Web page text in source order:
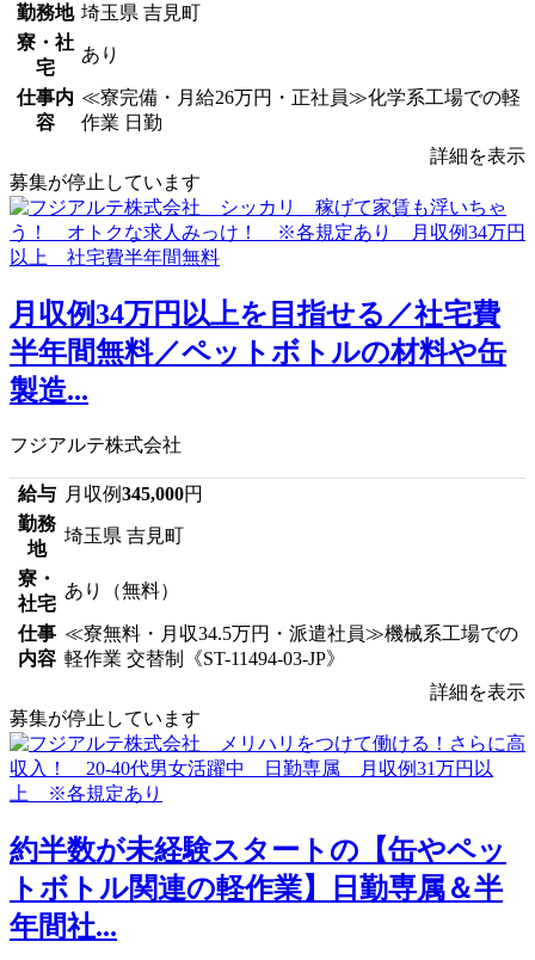
勤務地 埼玉県 吉見町
寮・社
宅
あり
仕事内
容
≪寮完備・月給26万円・正社員≫化学系工場での軽
作業 日勤
詳細を表示
募集が停止しています
月収例34万円以上を目指せる／社宅費
半年間無料／ペットボトルの材料や缶
製造...
フジアルテ株式会社
給与 月収例345,000円
勤務
地
埼玉県 吉見町
寮・
社宅
あり（無料）
仕事
内容
≪寮無料・月収34.5万円・派遣社員≫機械系工場での
軽作業 交替制《ST-11494-03-JP》
詳細を表示
募集が停止しています
約半数が未経験スタートの【缶やペッ
トボトル関連の軽作業】日勤専属＆半
年間社...